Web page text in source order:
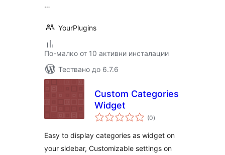
…
YourPlugins
По-малко от 10 активни инсталации
Тествано до 6.7.6
Custom Categories
Widget
(0общо
оценки
)
Easy to display categories as widget on
your sidebar, Customizable settings on